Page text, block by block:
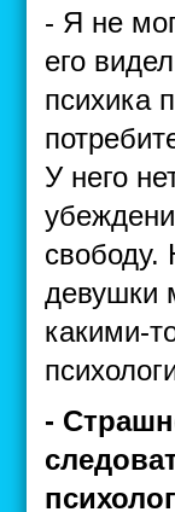
- Я не
его
психика
У него
свободу.
девушки
какими-
-